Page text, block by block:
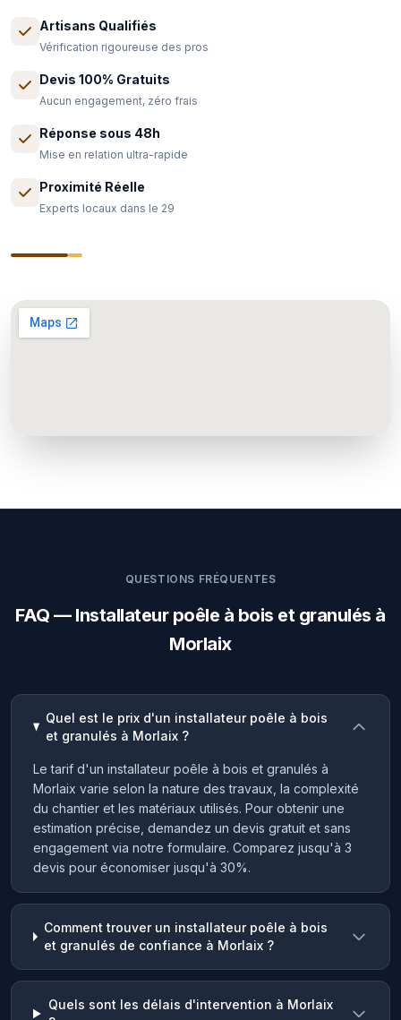
Artisans Qualifiés
Vérification rigoureuse des pros
Devis 100% Gratuits
Aucun engagement, zéro frais
Réponse sous 48h
Mise en relation ultra-rapide
Proximité Réelle
Experts locaux dans le 29
QUESTIONS FRÉQUENTES
FAQ — Installateur poêle à bois et granulés à
Morlaix
Quel est le prix d'un installateur poêle à bois
et granulés à Morlaix ?
Le tarif d'un installateur poêle à bois et granulés à
Morlaix varie selon la nature des travaux, la complexité
du chantier et les matériaux utilisés. Pour obtenir une
estimation précise, demandez un devis gratuit et sans
engagement via notre formulaire. Comparez jusqu'à 3
devis pour économiser jusqu'à 30%.
Comment trouver un installateur poêle à bois
et granulés de confiance à Morlaix ?
Quels sont les délais d'intervention à Morlaix